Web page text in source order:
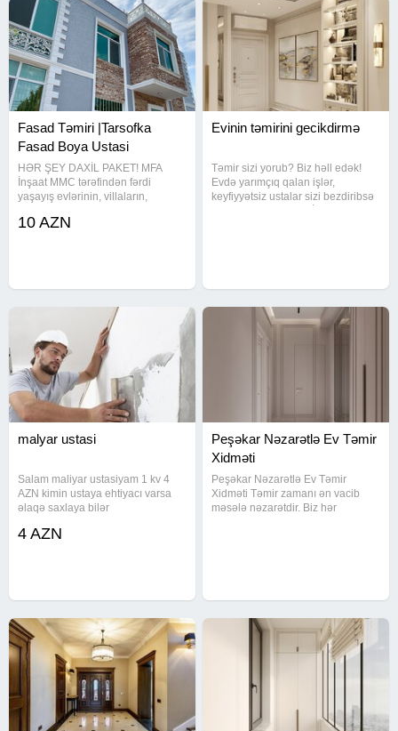
Fasad Təmiri |Tarsofka
Fasad Boya Ustasi
HƏR ŞEY DAXİL PAKET! MFA
İnşaat MMC tərəfindən fərdi
yaşayış evlərinin, villaların,
fasad təmiri, tarsofka və fasad
10 AZN
Evinin təmirini gecikdirmə
Təmir sizi yorub? Biz həll edək!
Evdə yarımçıq qalan işlər,
keyfiyyətsiz ustalar sizi bezdiribsə
malyar ustasi
Salam maliyar ustasiyam 1 kv 4
AZN kimin ustaya ehtiyacı varsa
əlaqə saxlaya bilər
4 AZN
Peşəkar Nəzarətlə Ev Təmir
Xidməti
Peşəkar Nəzarətlə Ev Təmir
Xidməti Təmir zamanı ən vacib
məsələ nəzarətdir. Biz hər